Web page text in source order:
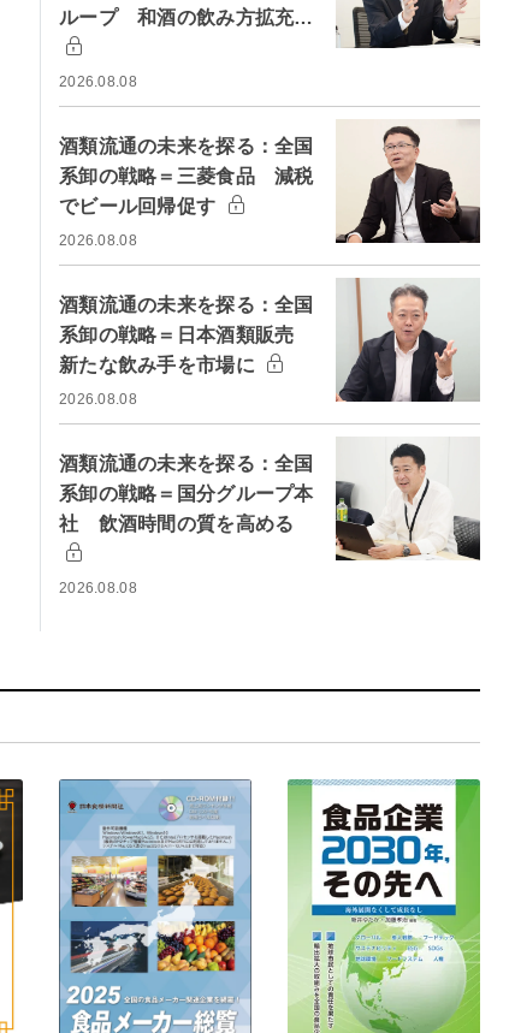
ループ 和酒の飲み方拡充…
2026.08.08
酒類流通の未来を探る：全国
系卸の戦略＝三菱食品 減税
でビール回帰促す
2026.08.08
酒類流通の未来を探る：全国
系卸の戦略＝日本酒類販売
新たな飲み手を市場に
2026.08.08
酒類流通の未来を探る：全国
系卸の戦略＝国分グループ本
社 飲酒時間の質を高める
2026.08.08